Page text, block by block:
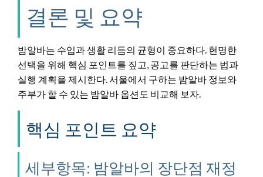
결론 및 요약
밤알바는 수입과 생활 리듬의 균형이 중요하다. 현명한
선택을 위해 핵심 포인트를 짚고, 공고를 판단하는 법과
실행 계획을 제시한다. 서울에서 구하는 밤알바 정보와
주부가 할 수 있는 밤알바 옵션도 비교해 보자.
핵심 포인트 요약
세부항목: 밤알바의 장단점 재정